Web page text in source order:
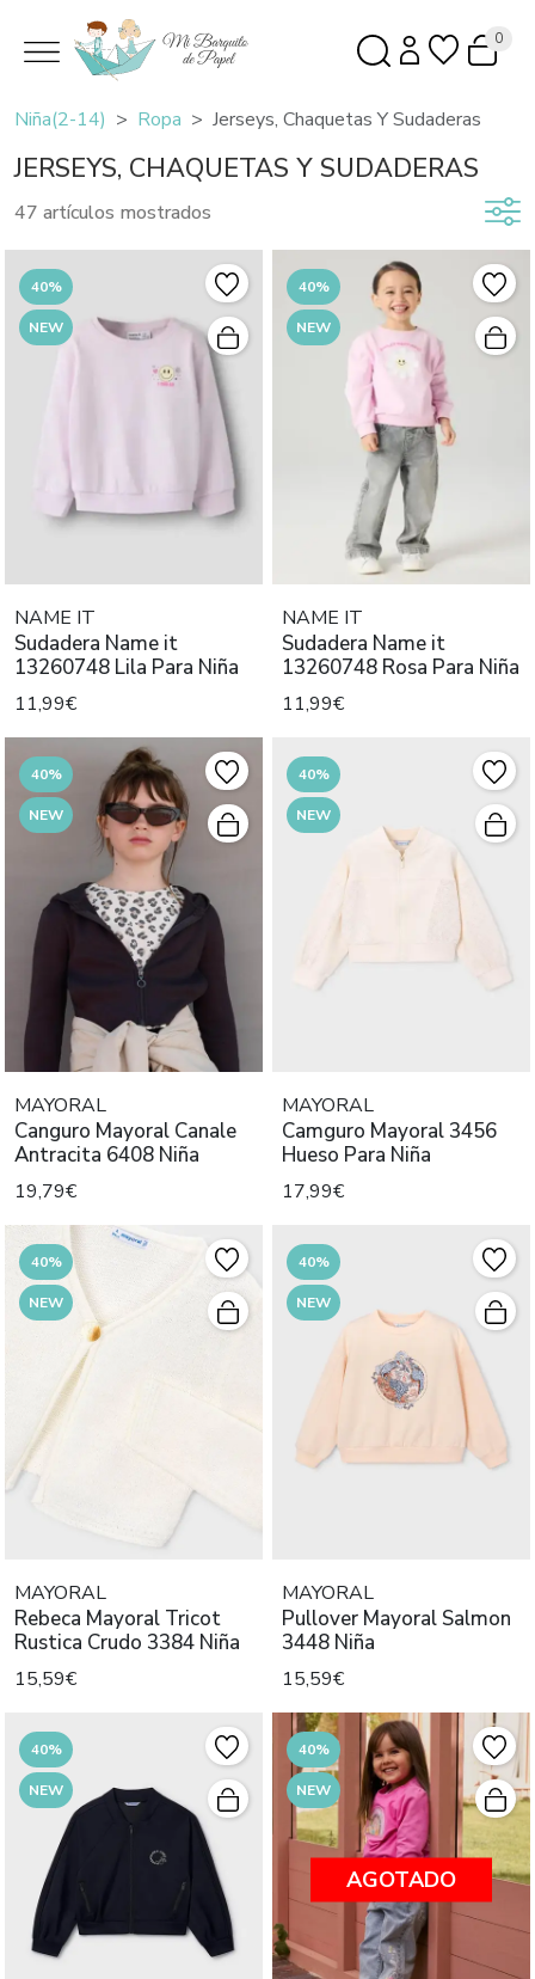
0
Niña(2-14) Ropa Jerseys, Chaquetas Y Sudaderas
JERSEYS, CHAQUETAS Y SUDADERAS
47 artículos mostrados
40%
NEW
NAME IT
Sudadera Name it
13260748 Lila Para Niña
11,99€
40%
NEW
NAME IT
Sudadera Name it
13260748 Rosa Para Niña
11,99€
40%
NEW
MAYORAL
Canguro Mayoral Canale
Antracita 6408 Niña
19,79€
40%
NEW
MAYORAL
Camguro Mayoral 3456
Hueso Para Niña
17,99€
40%
NEW
MAYORAL
Rebeca Mayoral Tricot
Rustica Crudo 3384 Niña
15,59€
40%
NEW
MAYORAL
Pullover Mayoral Salmon
3448 Niña
15,59€
40%
NEW
40%
NEW
AGOTADO